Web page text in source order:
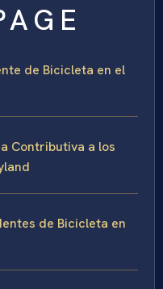
de Bicicleta en el
Contributiva a los
de Bicicleta en